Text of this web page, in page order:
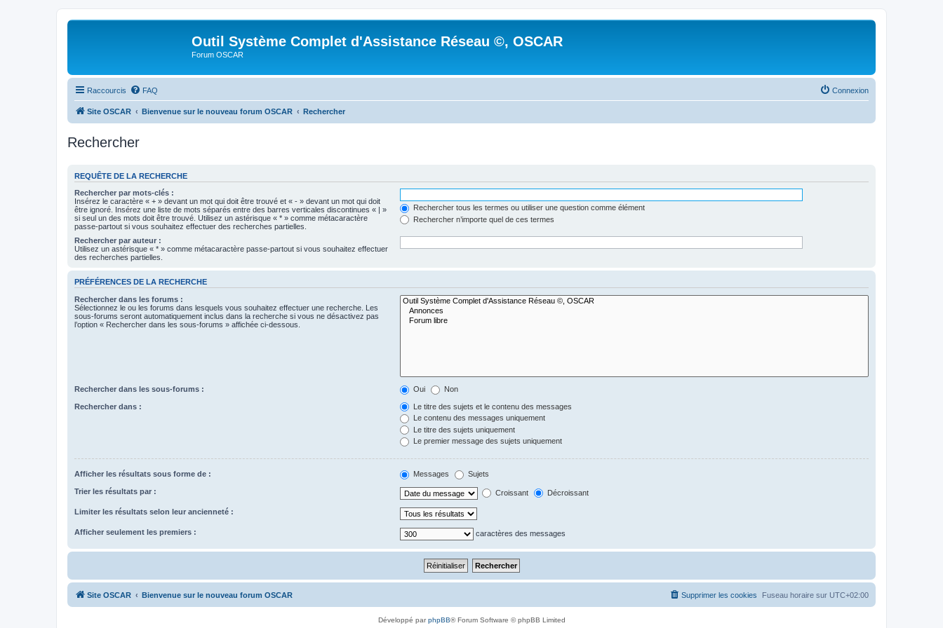
Outil Système Complet d'Assistance Réseau ©, OSCAR
Forum OSCAR
Raccourcis FAQ Connexion
Site OSCAR Bienvenue sur le nouveau forum OSCAR Rechercher
Rechercher
REQUÊTE DE LA RECHERCHE
Rechercher par mots-clés :
Insérez le caractère « + » devant un mot qui doit être trouvé et « - » devant un mot qui doit
être ignoré. Insérez une liste de mots séparés entre des barres verticales discontinues « | »
si seul un des mots doit être trouvé. Utilisez un astérisque « * » comme métacaractère
passe-partout si vous souhaitez effectuer des recherches partielles.
Rechercher tous les termes ou utiliser une question comme élément
Rechercher n’importe quel de ces termes
Rechercher par auteur :
Utilisez un astérisque « * » comme métacaractère passe-partout si vous souhaitez effectuer
des recherches partielles.
PRÉFÉRENCES DE LA RECHERCHE
Rechercher dans les forums :
Sélectionnez le ou les forums dans lesquels vous souhaitez effectuer une recherche. Les
sous-forums seront automatiquement inclus dans la recherche si vous ne désactivez pas
l’option « Rechercher dans les sous-forums » affichée ci-dessous.
Rechercher dans les sous-forums : Oui Non
Rechercher dans :
Le titre des sujets et le contenu des messages
Le contenu des messages uniquement
Le titre des sujets uniquement
Le premier message des sujets uniquement
Afficher les résultats sous forme de : Messages Sujets
Trier les résultats par : Croissant Décroissant
Limiter les résultats selon leur ancienneté :
Afficher seulement les premiers : caractères des messages
Site OSCAR Bienvenue sur le nouveau forum OSCAR Fuseau horaire sur UTC+02:00
Supprimer les cookies
Développé parphpBB® Forum Software © phpBB Limited